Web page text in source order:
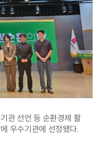
관 선언 등 순환경제 활
우수기관에 선정됐다.